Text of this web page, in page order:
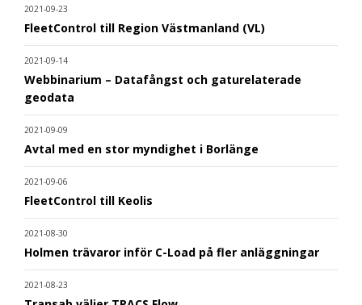
2021-09-23
FleetControl till Region Västmanland (VL)
2021-09-14
Webbinarium – Datafångst och gaturelaterade
geodata
2021-09-09
Avtal med en stor myndighet i Borlänge
2021-09-06
FleetControl till Keolis
2021-08-30
Holmen trävaror inför C-Load på fler anläggningar
2021-08-23